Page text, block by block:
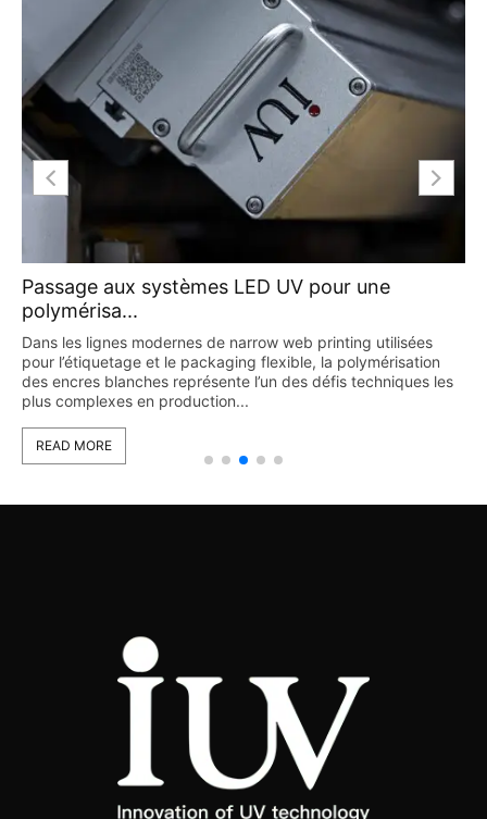
Passage aux systèmes LED UV pour une
polymérisa...
Dans les lignes modernes de narrow web printing utilisées
pour l’étiquetage et le packaging flexible, la polymérisation
des encres blanches représente l’un des défis techniques les
plus complexes en production...
READ MORE